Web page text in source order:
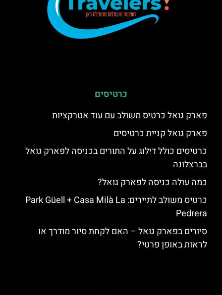
כרטיסים
פארק גואל כרטיס משולב עם עוד אטרקציות
פארק גואל קניית כרטיסים
כרטיסים כולל דילוג על התורים בכניסה לפארק גואל
בברצלונה
כמה עולה כניסה לפארק גואל?
כרטיס משולב לתיירים: Park Güell + Casa Milà La
Pedrera
סיורים בפארק גואל – האם לקחת סיור מודרך או
לראות באופן פרטי?